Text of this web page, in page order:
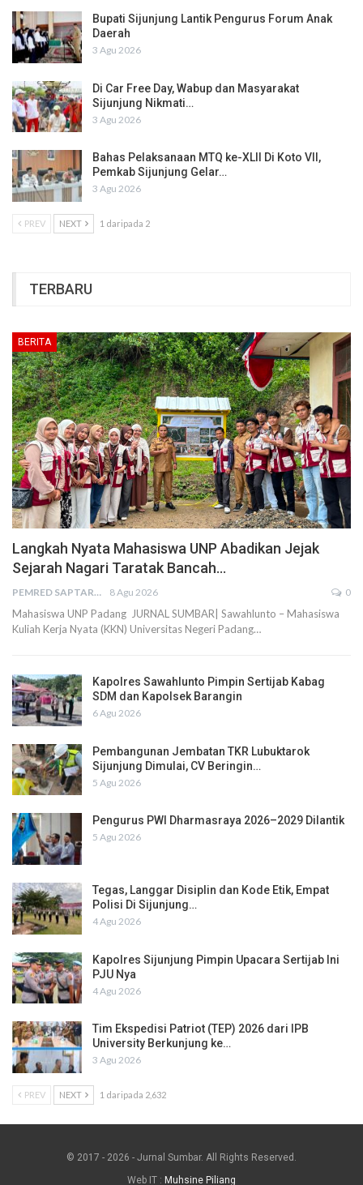
Bupati Sijunjung Lantik Pengurus Forum Anak
Daerah
3 Agu 2026
Di Car Free Day, Wabup dan Masyarakat
Sijunjung Nikmati…
3 Agu 2026
Bahas Pelaksanaan MTQ ke-XLII Di Koto VII,
Pemkab Sijunjung Gelar…
3 Agu 2026
PREV NEXT 1 daripada 2
TERBARU
BERITA
Langkah Nyata Mahasiswa UNP Abadikan Jejak
Sejarah Nagari Taratak Bancah…
PEMRED SAPTARIUS 8 Agu 2026 0
Mahasiswa UNP Padang JURNAL SUMBAR| Sawahlunto – Mahasiswa
Kuliah Kerja Nyata (KKN) Universitas Negeri Padang…
Kapolres Sawahlunto Pimpin Sertijab Kabag
SDM dan Kapolsek Barangin
6 Agu 2026
Pembangunan Jembatan TKR Lubuktarok
Sijunjung Dimulai, CV Beringin…
5 Agu 2026
Pengurus PWI Dharmasraya 2026–2029 Dilantik
5 Agu 2026
Tegas, Langgar Disiplin dan Kode Etik, Empat
Polisi Di Sijunjung…
4 Agu 2026
Kapolres Sijunjung Pimpin Upacara Sertijab Ini
PJU Nya
4 Agu 2026
Tim Ekspedisi Patriot (TEP) 2026 dari IPB
University Berkunjung ke…
3 Agu 2026
PREV NEXT 1 daripada 2,632
© 2017 - 2026 - Jurnal Sumbar. All Rights Reserved.
Web IT : Muhsine Piliang